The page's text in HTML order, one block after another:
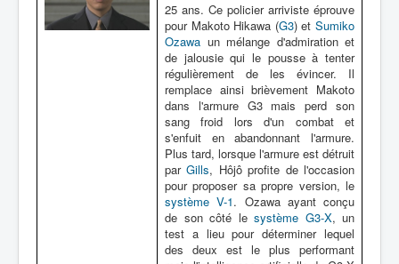
25 ans. Ce policier arriviste éprouve
pour Makoto Hikawa (G3) etSumiko
Ozawa un mélange d'admiration et
de jalousie qui le pousse à tenter
régulièrement de les évincer. Il
remplace ainsi brièvement Makoto
dans l'armure G3 mais perd son
sang froid lors d'un combat et
s'enfuit en abandonnant l'armure.
Plus tard, lorsque l'armure est détruit
parGills, Hôjô profite de l'occasion
pour proposer sa propre version, le
système V-1. Ozawa ayant conçu
de son côté le système G3-X, un
test a lieu pour déterminer lequel
des deux est le plus performant